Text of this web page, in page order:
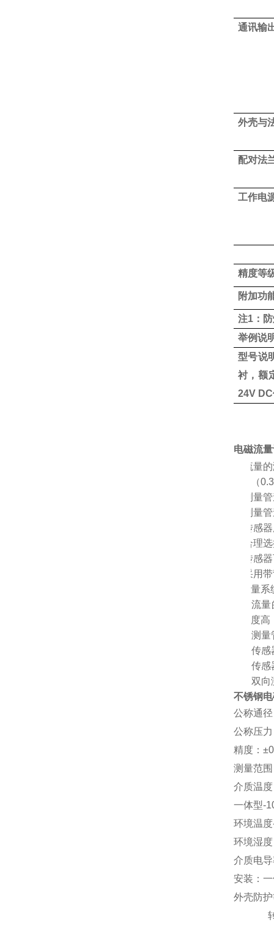
通讯输
外壳与
配对法
工作电
精度等
附加功
注1：
举例说
型号说
衬，额
24V
电磁流
流量
（
测量
测量
传感
合理
传感
采用
量系
流量
度高
测量
传感
传感
双向
不锈钢
公称通
公称压
精度：
测量范
介质温
一体型-
环境温度
环境湿
介质电
安装：
外壳防
转换